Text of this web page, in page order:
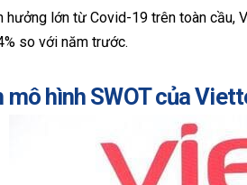
hưởng lớn từ Covid-19 trên toàn cầu,
so với năm trước.
mô hình SWOT của